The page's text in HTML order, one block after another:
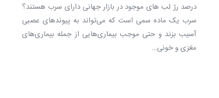
درصد رژ لب های موجود در بازار جهانی دارای سرب هستند؟
سرب یک ماده سمی است که می‌تواند به پیوندهای عصبی
آسیب بزند و حتی موجب بیماری‌هایی از جمله بیماری‌های
مغزی و خونی…